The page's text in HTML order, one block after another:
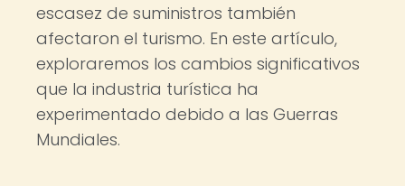
escasez de suministros también
afectaron el turismo. En este artículo,
exploraremos los cambios significativos
que la industria turística ha
experimentado debido a las Guerras
Mundiales.